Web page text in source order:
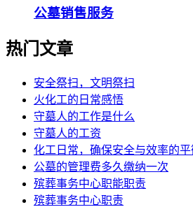
公墓销售服务
热门文章
安全祭扫，文明祭扫
火化工的日常感悟
守墓人的工作是什么
守墓人的工资
化工日常，确保安全与效率的
公墓的管理费多久缴纳一次
殡葬事务中心职能职责
殡葬事务中心职责